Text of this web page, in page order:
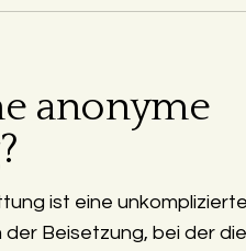
anonyme
ist eine
Beisetzung, bei der